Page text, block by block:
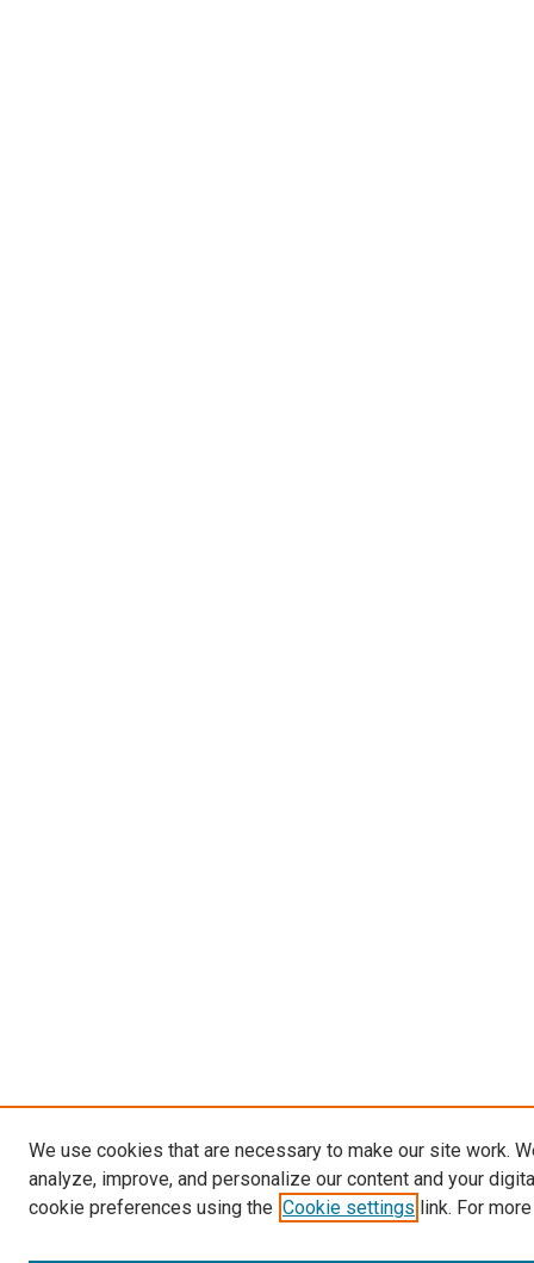
We use cookies that are necessary to make our site work.
analyze, improve, and personalize our content and your
cookie preferences using the Cookie settings link. For